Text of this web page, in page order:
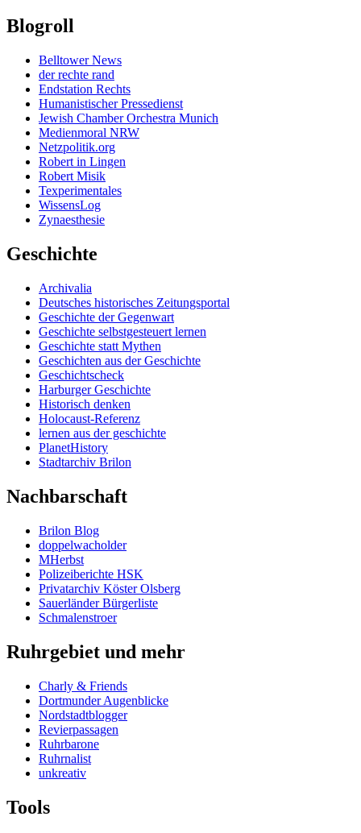
Blogroll
Belltower News
der rechte rand
Endstation Rechts
Humanistischer Pressedienst
Jewish Chamber Orchestra Munich
Medienmoral NRW
Netzpolitik.org
Robert in Lingen
Robert Misik
Texperimentales
WissensLog
Zynaesthesie
Geschichte
Archivalia
Deutsches historisches Zeitungsportal
Geschichte der Gegenwart
Geschichte selbstgesteuert lernen
Geschichte statt Mythen
Geschichten aus der Geschichte
Geschichtscheck
Harburger Geschichte
Historisch denken
Holocaust-Referenz
lernen aus der geschichte
PlanetHistory
Stadtarchiv Brilon
Nachbarschaft
Brilon Blog
doppelwacholder
MHerbst
Polizeiberichte HSK
Privatarchiv Köster Olsberg
Sauerländer Bürgerliste
Schmalenstroer
Ruhrgebiet und mehr
Charly & Friends
Dortmunder Augenblicke
Nordstadtblogger
Revierpassagen
Ruhrbarone
Ruhrnalist
unkreativ
Tools